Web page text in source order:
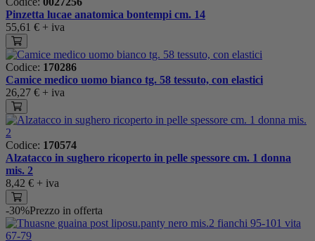
Pinzetta lucae anatomica bontempi cm. 14
55,61 € + iva
Codice: 170286
Camice medico uomo bianco tg. 58 tessuto, con elastici
26,27 € + iva
Codice: 170574
Alzatacco in sughero ricoperto in pelle spessore cm. 1 donna
mis. 2
8,42 € + iva
-30%Prezzo in offerta